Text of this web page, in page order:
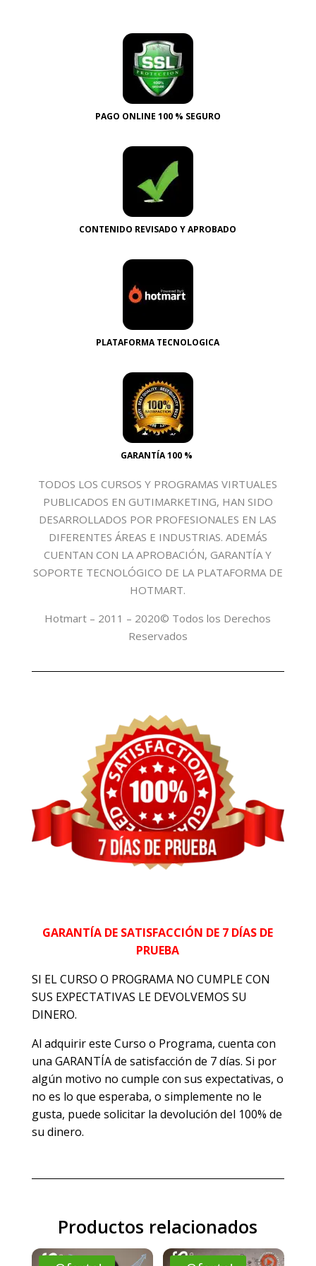
PAGO ONLINE 100 % SEGURO
CONTENIDO REVISADO Y APROBADO
PLATAFORMA TECNOLOGICA
GARANTÍA 100 %
TODOS LOS CURSOS Y PROGRAMAS VIRTUALES
PUBLICADOS EN GUTIMARKETING, HAN SIDO
DESARROLLADOS POR PROFESIONALES EN LAS
DIFERENTES ÁREAS E INDUSTRIAS. ADEMÁS
CUENTAN CON LA APROBACIÓN, GARANTÍA Y
SOPORTE TECNOLÓGICO DE LA PLATAFORMA DE
HOTMART.
Hotmart – 2011 – 2020© Todos los Derechos
Reservados
GARANTÍA DE SATISFACCIÓN DE 7 DÍAS DE
PRUEBA
SI EL CURSO O PROGRAMA NO CUMPLE CON
SUS EXPECTATIVAS LE DEVOLVEMOS SU
DINERO.
Al adquirir este Curso o Programa, cuenta con
una GARANTÍA de satisfacción de 7 días. Si por
algún motivo no cumple con sus expectativas, o
no es lo que esperaba, o simplemente no le
gusta, puede solicitar la devolución del 100% de
su dinero.
Productos relacionados